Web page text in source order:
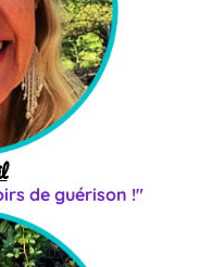
de guérison !"